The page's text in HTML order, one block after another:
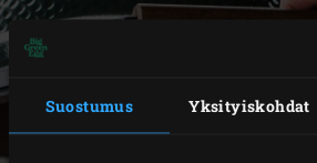
Suostumus Yksityiskohdat